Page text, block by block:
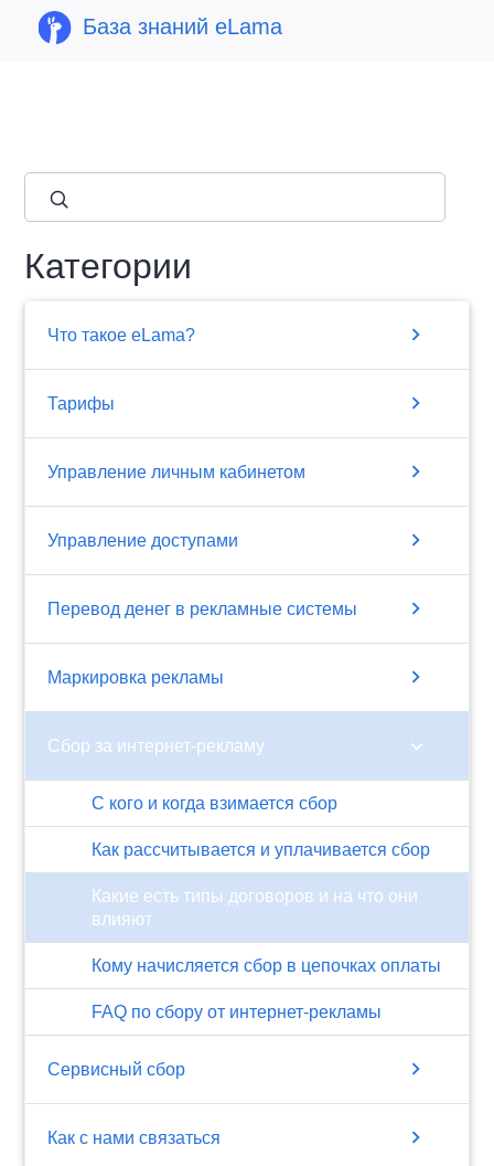
База знаний eLama
Категории
Что такое eLama? chevron_right
Тарифы chevron_right
Управление личным кабинетом chevron_right
Управление доступами chevron_right
Перевод денег в рекламные системы chevron_right
Маркировка рекламы chevron_right
Сбор за интернет-рекламу chevron_right
С кого и когда взимается сбор
Как рассчитывается и уплачивается сбор
Какие есть типы договоров и на что они
влияют
Кому начисляется сбор в цепочках оплаты
FAQ по сбору от интернет-рекламы
Сервисный сбор chevron_right
Как с нами связаться chevron_right